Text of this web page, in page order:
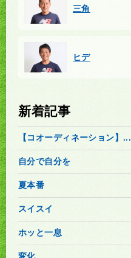
三角
ヒデ
新着記事
【コオーディネーション】...
自分で自分を
夏本番
スイスイ
ホッと一息
変化